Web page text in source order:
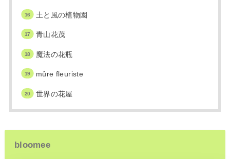
土と風の植物園
青山花茂
魔法の花瓶
mûre fleuriste
世界の花屋
bloomee